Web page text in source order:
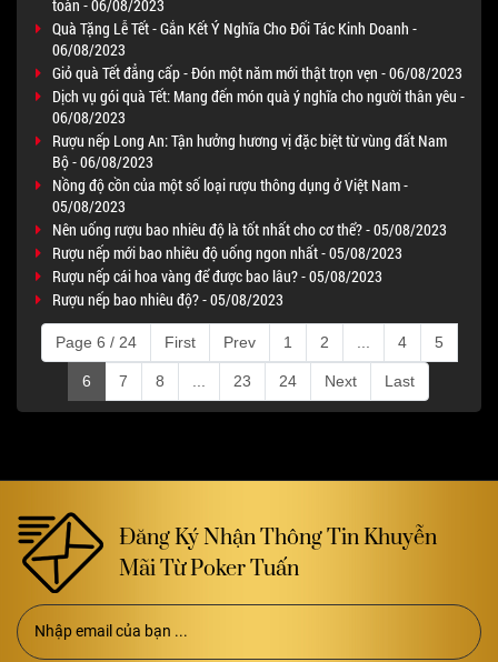
toàn - 06/08/2023
Quà Tặng Lễ Tết - Gắn Kết Ý Nghĩa Cho Đối Tác Kinh Doanh -
06/08/2023
Giỏ quà Tết đẳng cấp - Đón một năm mới thật trọn vẹn - 06/08/2023
Dịch vụ gói quà Tết: Mang đến món quà ý nghĩa cho người thân yêu -
06/08/2023
Rượu nếp Long An: Tận hưởng hương vị đặc biệt từ vùng đất Nam
Bộ - 06/08/2023
Nồng độ cồn của một số loại rượu thông dụng ở Việt Nam -
05/08/2023
Nên uống rượu bao nhiêu độ là tốt nhất cho cơ thể? - 05/08/2023
Rượu nếp mới bao nhiêu độ uống ngon nhất - 05/08/2023
Rượu nếp cái hoa vàng để được bao lâu? - 05/08/2023
Rượu nếp bao nhiêu độ? - 05/08/2023
Page 6 / 24 First Prev 1 2 4 5
6 7 8 23 24 Next Last
Đăng Ký Nhận Thông Tin Khuyễn
Mãi Từ Poker Tuấn